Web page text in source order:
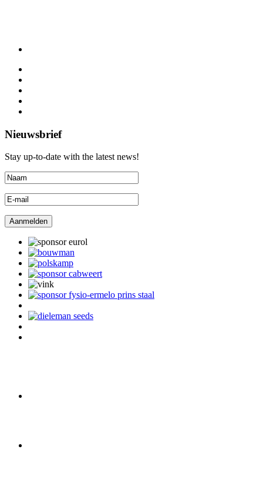
Nieuwsbrief
Stay up-to-date with the latest news!